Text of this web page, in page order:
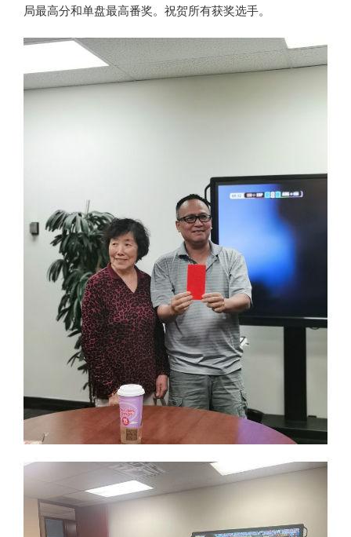
局最高分和单盘最高番奖。祝贺所有获奖选手。